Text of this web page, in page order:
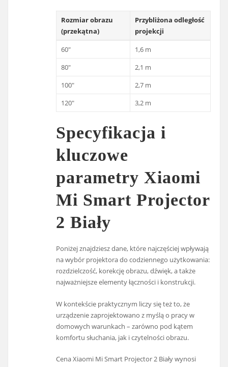
Rozmiar obrazu
(przekątna)
Przybliżona odległość
projekcji
60″
1,6 m
80″
2,1 m
100″
2,7 m
120″
3,2 m
Specyfikacja i
kluczowe
parametry Xiaomi
Mi Smart Projector
2 Biały
Poniżej znajdziesz dane, które najczęściej wpływają
na wybór projektora do codziennego użytkowania:
rozdzielczość, korekcję obrazu, dźwięk, a także
najważniejsze elementy łączności i konstrukcji.
W kontekście praktycznym liczy się też to, że
urządzenie zaprojektowano z myślą o pracy w
domowych warunkach – zarówno pod kątem
komfortu słuchania, jak i czytelności obrazu.
Cena Xiaomi Mi Smart Projector 2 Biały wynosi